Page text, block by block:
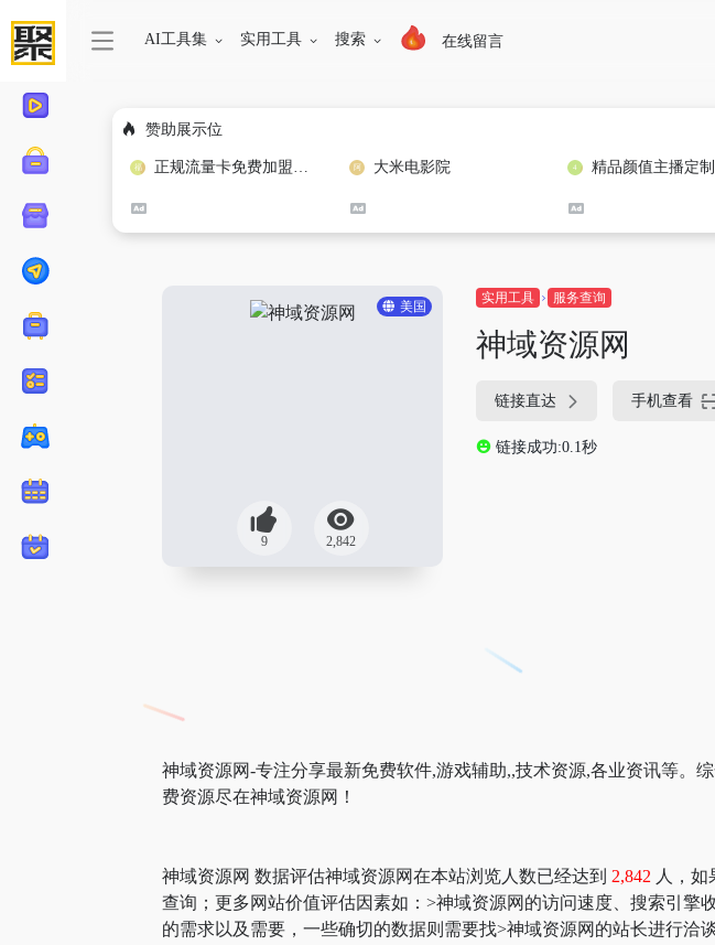
AI工具集 实用工具 搜索 在线留言
赞助展示位
正规流量卡免费加盟合作 大米电影院 精品颜值主播定制
美国
9 2,842
实用工具 服务查询
神域资源网
链接直达 手机查看
链接成功:0.1秒
神域资源网-专注分享最新免费软件,游戏辅助,,技术资源,各业资讯等。
费资源尽在神域资源网！
神域资源网 数据评估神域资源网在本站浏览人数已经达到 2,842 人，如
查询；更多网站价值评估因素如：>神域资源网的访问速度、搜索引
的需求以及需要，一些确切的数据则需要找>神域资源网的站长进行洽